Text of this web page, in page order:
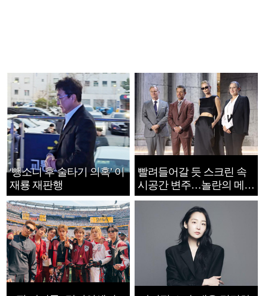
‘뺑소니 후 술타기 의혹’ 이
재룡 재판행
빨려들어갈 듯 스크린 속
시공간 변주…놀란의 메시
지는 ‘전쟁 속죄’